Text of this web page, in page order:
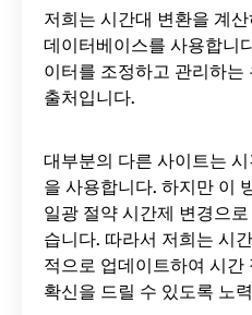
저희는 시간대 변환을 계산
데이터베이스를 사용합니
이터를 조정하고 관리하는
출처입니다.
대부분의 다른 사이트는
을 사용합니다. 하지만 이
일광 절약 시간제 변경으
습니다. 따라서 저희는 시
적으로 업데이트하여 시간
확신을 드릴 수 있도록 노